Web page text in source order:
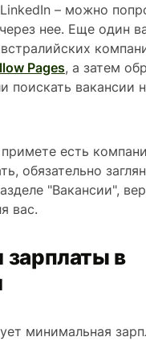
– можно
нее. Еще один
Pages, а затем
поискать вакансии
есть
обязательно
"Вакансии",
вас.
зарплаты в
минимальная